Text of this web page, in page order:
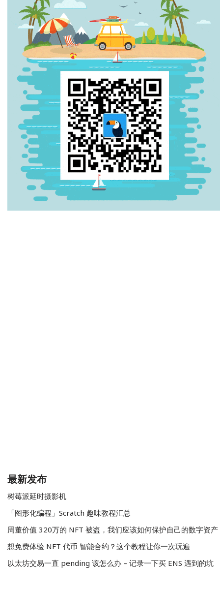
最新发布
树莓派延时摄影机
「图形化编程」Scratch 趣味教程汇总
周董价值 320万的 NFT 被盗，我们应该如何保护自己的数字资产
想免费体验 NFT 代币 智能合约？这个教程让你一次玩遍
以太坊交易一直 pending 该怎么办 – 记录一下买 ENS 遇到的坑